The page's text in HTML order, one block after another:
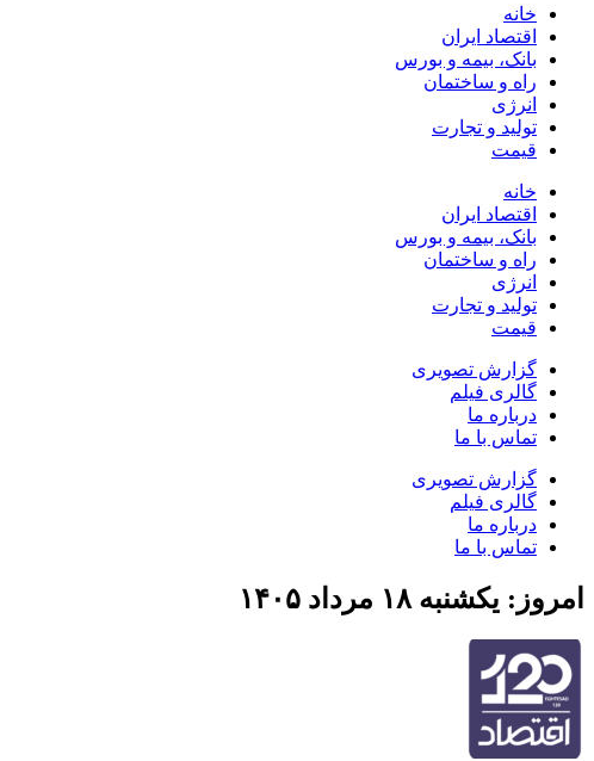
خانه
اقتصاد ایران
بانک، بیمه و بورس
راه و ساختمان
انرژی
تولید و تجارت
قیمت
خانه
اقتصاد ایران
بانک، بیمه و بورس
راه و ساختمان
انرژی
تولید و تجارت
قیمت
گزارش تصویری
گالری فیلم
درباره ما
تماس با ما
گزارش تصویری
گالری فیلم
درباره ما
تماس با ما
امروز: یکشنبه ۱۸ مرداد ۱۴۰۵